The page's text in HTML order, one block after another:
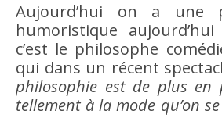
Aujourd’hui on a une
humoristique
c’est le philosophe
qui dans un récent
philosophie est de plus en
tellement à la mode qu’on